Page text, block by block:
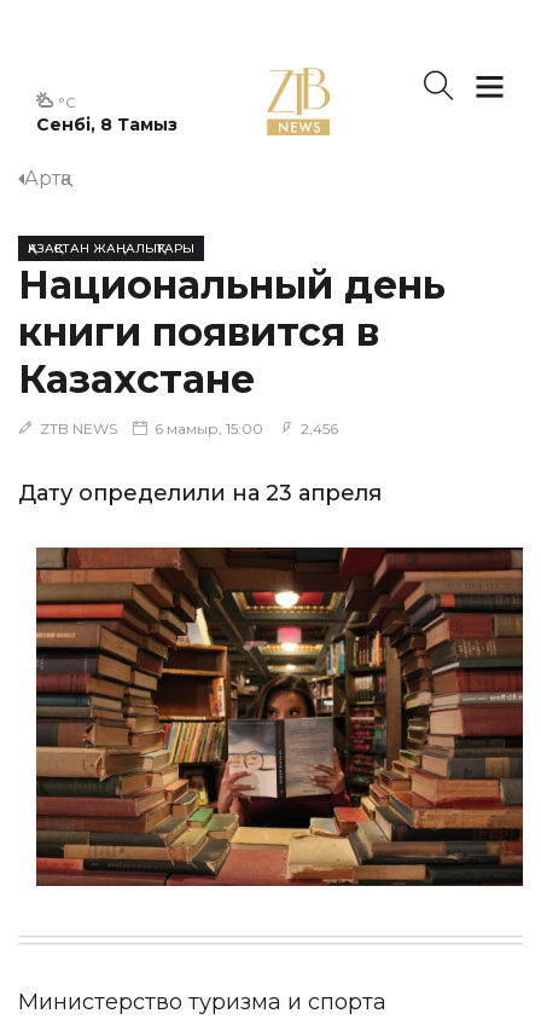
Сенбі, 8 Тамыз
°C
Артқа
ҚАЗАҚСТАН ЖАҢАЛЫҚТАРЫ
Национальный день
книги появится в
Казахстане
ZTB NEWS 6 мамыр, 15:00 2,456
Дату определили на 23 апреля
Министерство туризма и спорта